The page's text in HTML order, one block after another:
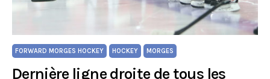
FORWARD MORGES HOCKEY HOCKEY MORGES
Dernière ligne droite de tous les